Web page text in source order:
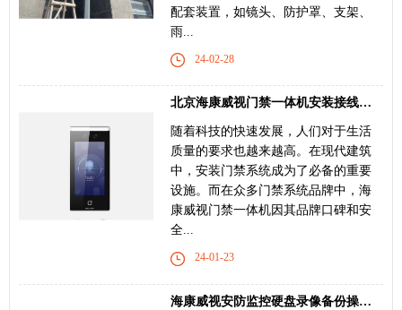
配套装置，如镜头、防护罩、支架、
雨...
24-02-28
北京海康威视门禁一体机安装接线方法 海康威视
随着科技的快速发展，人们对于生活
质量的要求也越来越高。在现代建筑
中，安装门禁系统成为了必备的重要
设施。而在众多门禁系统品牌中，海
康威视门禁一体机因其品牌口碑和安
全...
24-01-23
海康威视安防监控硬盘录像备份操作指导